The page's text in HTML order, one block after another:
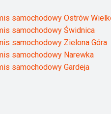
samochodowy Ostrów
samochodowy Świdnica
samochodowy Zielona Góra
samochodowy Narewka
samochodowy Gardeja